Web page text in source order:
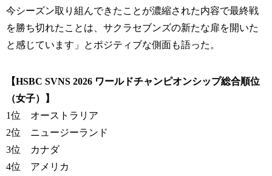
今シーズン取り組んできたことが濃縮された内容で最終戦
を勝ち切れたことは、サクラセブンズの新たな扉を開いた
と感じています」とポジティブな側面も語った。
【HSBC SVNS 2026 ワールドチャンピオンシップ総合順位
（女子）】
1位 オーストラリア
2位 ニュージーランド
3位 カナダ
4位 アメリカ